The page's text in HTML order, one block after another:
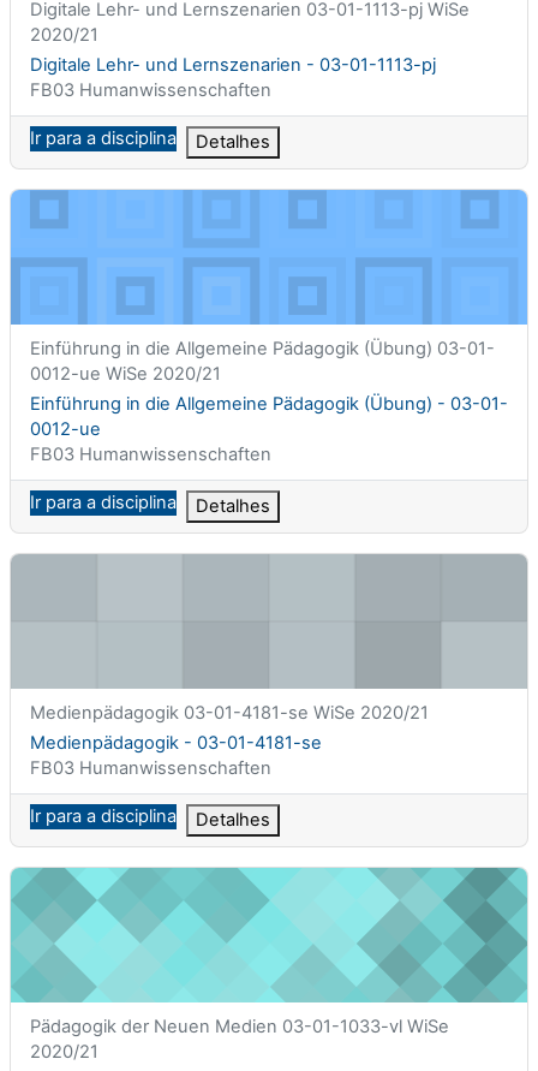
Nome curto da disciplina
Digitale Lehr- und Lernszenarien 03-01-1113-pj WiSe
2020/21
Nome da disciplina
Digitale Lehr- und Lernszenarien - 03-01-1113-pj
Categoria da disciplina
FB03 Humanwissenschaften
Ir para a disciplina Detalhes
Einführung in die Allgemeine Pädagogik (Übung) - 03-01-
Nome curto da disciplina
Einführung in die Allgemeine Pädagogik (Übung) 03-01-
0012-ue WiSe 2020/21
Nome da disciplina
Einführung in die Allgemeine Pädagogik (Übung) - 03-01-
0012-ue
Categoria da disciplina
FB03 Humanwissenschaften
Ir para a disciplina Detalhes
Medienpädagogik - 03-01-4181-se
Nome curto da disciplina
Medienpädagogik 03-01-4181-se WiSe 2020/21
Nome da disciplina
Medienpädagogik - 03-01-4181-se
Categoria da disciplina
FB03 Humanwissenschaften
Ir para a disciplina Detalhes
Pädagogik der Neuen Medien - 03-01-1033-vl
Nome curto da disciplina
Pädagogik der Neuen Medien 03-01-1033-vl WiSe
2020/21